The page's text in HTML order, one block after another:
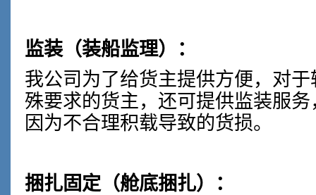
监装（装船监理）：
我公司为了给货主提供方便，对
殊要求的货主，还可提供监装服
因为不合理积载导致的货损。
捆扎固定（舱底捆扎）：